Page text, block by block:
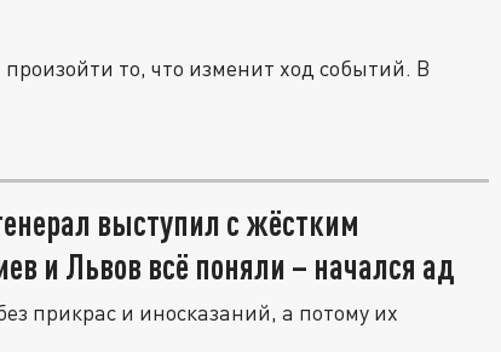
то, что изменит ход событий. В
выступил с жёстким
и Львов всё поняли – начался ад
прикрас и иносказаний, а потому их